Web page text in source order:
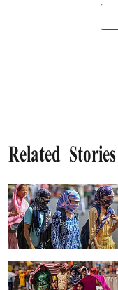
Related Stories